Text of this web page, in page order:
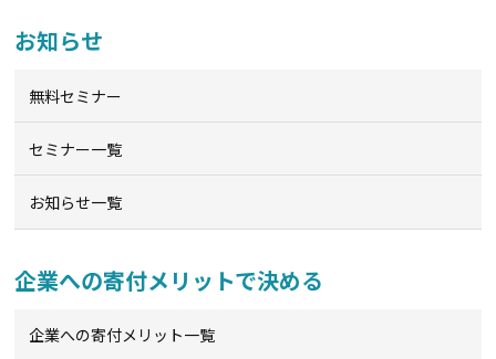
お知らせ
無料セミナー
セミナー一覧
お知らせ一覧
企業への寄付メリットで決める
企業への寄付メリット一覧